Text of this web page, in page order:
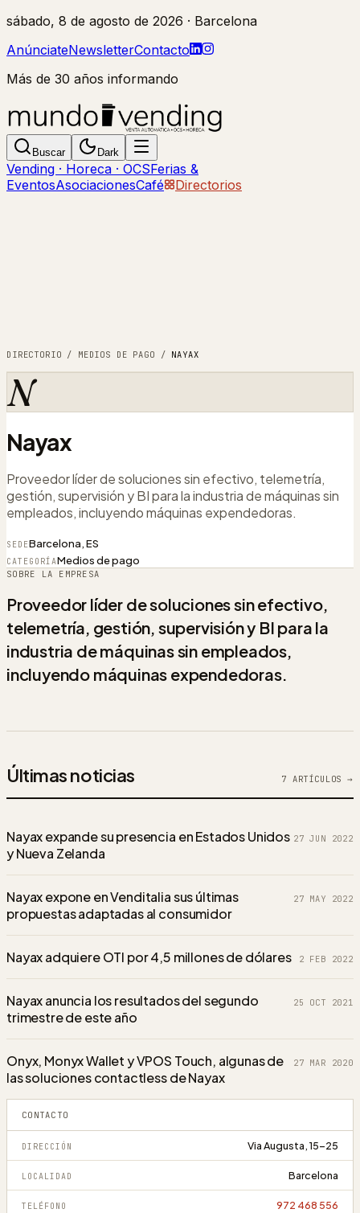
sábado, 8 de agosto de 2026 · Barcelona
AnúnciateNewsletterContacto
Más de 30 años informando
Buscar Dark
Vending · Horeca · OCSFerias &
EventosAsociacionesCafé Directorios
DIRECTORIO / MEDIOS DE PAGO / NAYAX
N
Nayax
Proveedor líder de soluciones sin efectivo, telemetría,
gestión, supervisión y BI para la industria de máquinas sin
empleados, incluyendo máquinas expendedoras.
SEDEBarcelona, ES
CATEGORÍAMedios de pago
SOBRE LA EMPRESA
Proveedor líder de soluciones sin efectivo,
telemetría, gestión, supervisión y BI para la
industria de máquinas sin empleados,
incluyendo máquinas expendedoras.
Últimas noticias 7 ARTÍCULOS →
Nayax expande su presencia en Estados Unidos
y Nueva Zelanda
27 JUN 2022
Nayax expone en Venditalia sus últimas
propuestas adaptadas al consumidor
27 MAY 2022
Nayax adquiere OTI por 4,5 millones de dólares 2 FEB 2022
Nayax anuncia los resultados del segundo
trimestre de este año
25 OCT 2021
Onyx, Monyx Wallet y VPOS Touch, algunas de
las soluciones contactless de Nayax
27 MAR 2020
CONTACTO
DIRECCIÓN Via Augusta, 15-25
LOCALIDAD Barcelona
TELÉFONO 972 468 556